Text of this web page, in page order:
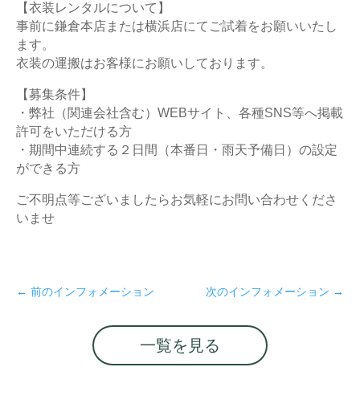
【衣装レンタルについて】
事前に鎌倉本店または横浜店にてご試着をお願いいたし
ます。
衣装の運搬はお客様にお願いしております。
【募集条件】
・弊社（関連会社含む）WEBサイト、各種SNS等へ掲載
許可をいただける方
・期間中連続する２日間（本番日・雨天予備日）の設定
ができる方
ご不明点等ございましたらお気軽にお問い合わせくださ
いませ
← 前のインフォメーション 次のインフォメーション →
一覧を見る